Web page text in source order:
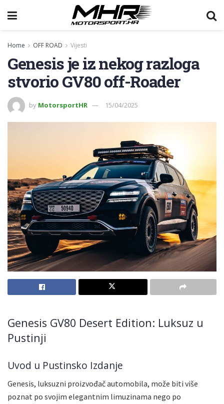
Home OFF ROAD Vijesti
Genesis je iz nekog razloga
stvorio GV80 off-Roader
by MotorsportHR 15/04/2025
Genesis GV80 Desert Edition: Luksuz u
Pustinji
Uvod u Pustinsko Izdanje
Genesis, luksuzni proizvođač automobila, može biti više
poznat po svojim elegantnim limuzinama nego po